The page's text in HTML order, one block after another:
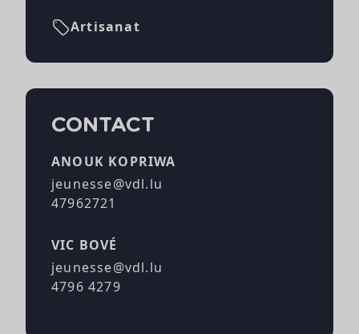
Artisanat
CONTACT
ANOUK KOPRIWA
jeunesse@vdl.lu
47962721
VIC BOVÉ
jeunesse@vdl.lu
4796 4279